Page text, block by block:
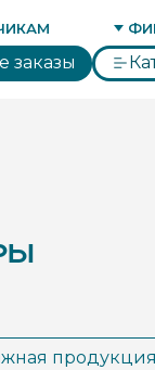
заказы
продукция